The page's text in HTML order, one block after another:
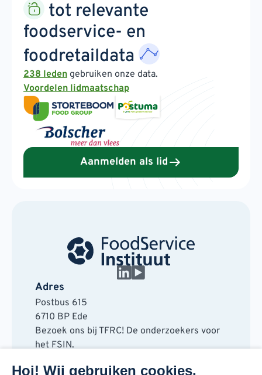
Hoi! Wij gebruiken cookies.
tot relevante
foodservice- en
foodretaildata
238 leden gebruiken onze data.
Voordelen lidmaatschap
Aanmelden als lid
Adres
Postbus 615
6710 BP Ede
Bezoek ons bij TFRC! De onderzoekers voor
het FSIN.